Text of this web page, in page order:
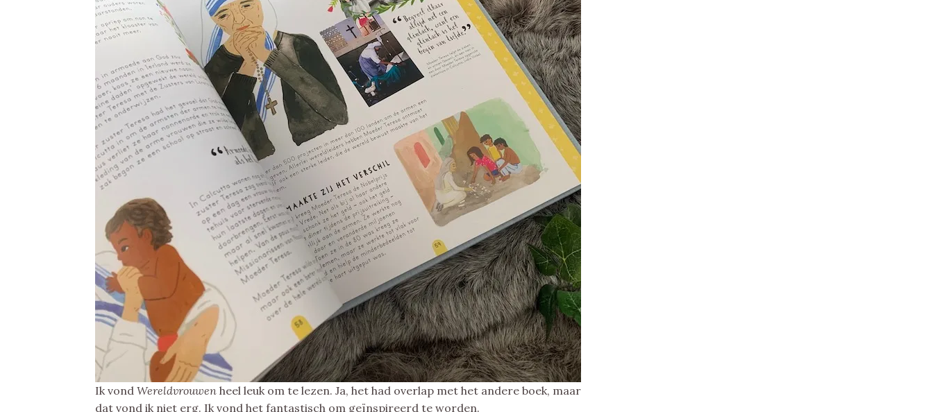
Ik vond Wereldvrouwen heel leuk om te lezen. Ja, het had overlap met het andere boek, maar
dat vond ik niet erg. Ik vond het fantastisch om geïnspireerd te worden.